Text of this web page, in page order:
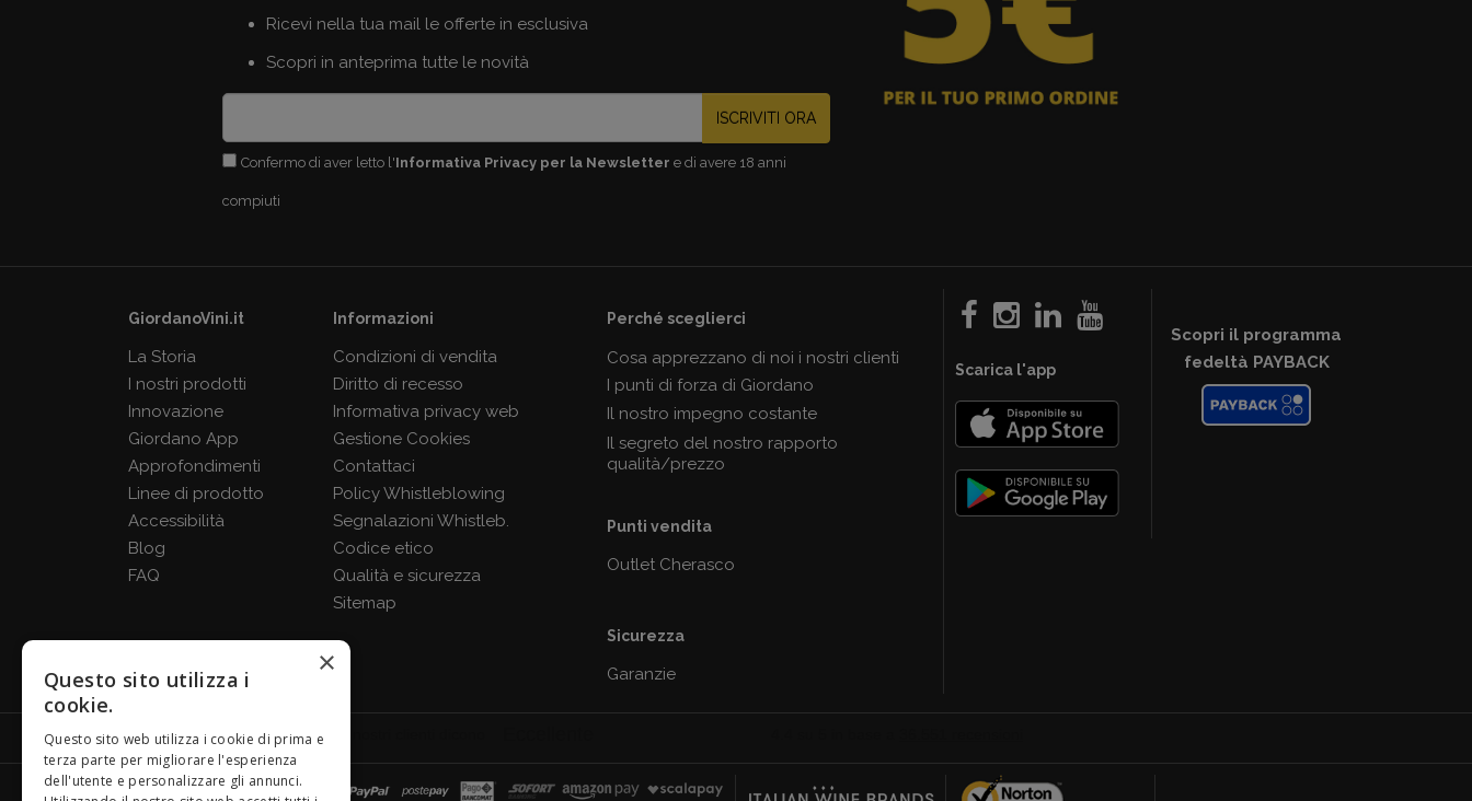
Ricevi nella tua mail le offerte in esclusiva
Scopri in anteprima tutte le novità
ISCRIVITI ORA
Confermo di aver letto l'Informativa Privacy per la Newsletter e di avere 18 anni
compiuti
GiordanoVini.it
La Storia
I nostri prodotti
Innovazione
Giordano App
Approfondimenti
Linee di prodotto
Accessibilità
Blog
FAQ
Informazioni
Condizioni di vendita
Diritto di recesso
Informativa privacy web
Gestione Cookies
Contattaci
Policy Whistleblowing
Segnalazioni Whistleb.
Codice etico
Qualità e sicurezza
Sitemap
Perché sceglierci
Cosa apprezzano di noi i nostri clienti
I punti di forza di Giordano
Il nostro impegno costante
Il segreto del nostro rapporto
qualità/prezzo
Punti vendita
Outlet Cherasco
Sicurezza
Garanzie
Scarica l'app
Scopri il programma
fedeltà PAYBACK
×
Questo sito utilizza i
cookie.
Questo sito web utilizza i cookie di prima e
terza parte per migliorare l'esperienza
dell'utente e personalizzare gli annunci.